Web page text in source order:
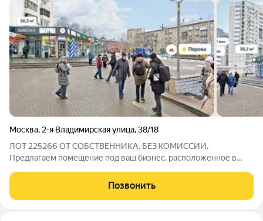
Москва, 2-я Владимирская улица,38/18
ЛОТ 225266 ОТ СОБСТВЕННИКА, БЕЗ КОМИССИИ.
Предлагаем помещение под ваш бизнес, расположенное в
застройки и развитой инфраструктурой. В окружении
находятся бизнес-центры «Зелёный, 20»,
Позвонить